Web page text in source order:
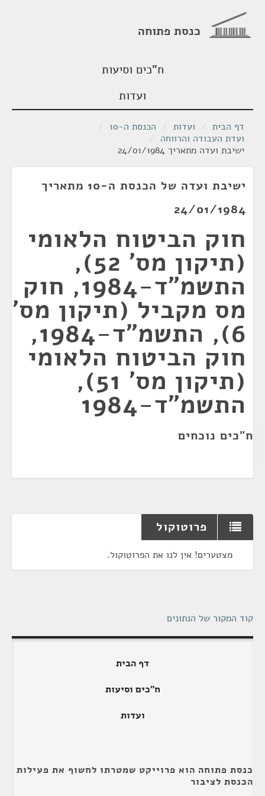
כנסת פתוחה
ח"כים וסיעות
ועדות
דף הבית / ועדות / הכנסת ה-10
/
ועדת העבודה והרווחה /
ישיבת ועדה מתאריך 24/01/1984
ישיבת ועדה של הכנסת ה-10 מתאריך
24/01/1984
חוק הביטוח הלאומי
(תיקון מס' 52),
התשמ"ד-1984, חוק
מס מקביל (תיקון מס'
6), התשמ"ד-1984,
חוק הביטוח הלאומי
(תיקון מס' 51),
התשמ"ד-1984
ח"כים נוכחים
פרוטוקול
מצטערים! אין לנו את הפרוטוקול.
קוד המקור של הנתונים
דף הבית
ח"כים וסיעות
ועדות
כנסת פתוחה הוא פרוייקט שמטרתו לחשוף את פעילות
הכנסת לציבור